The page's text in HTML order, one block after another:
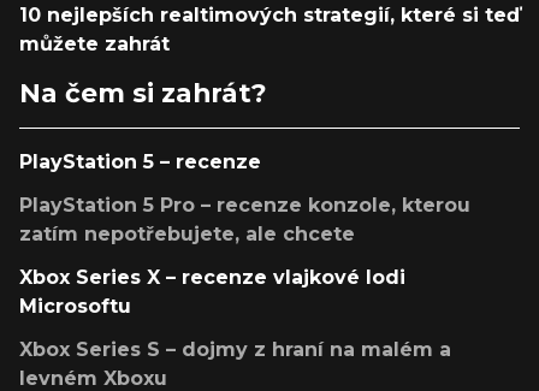
10 nejlepších realtimových strategií, které si teď
můžete zahrát
Na čem si zahrát?
PlayStation 5 – recenze
PlayStation 5 Pro – recenze konzole, kterou
zatím nepotřebujete, ale chcete
Xbox Series X – recenze vlajkové lodi
Microsoftu
Xbox Series S – dojmy z hraní na malém a
levném Xboxu